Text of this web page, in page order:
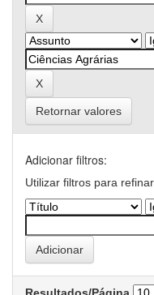
Retornar valores
Adicionar filtros:
Utilizar filtros para